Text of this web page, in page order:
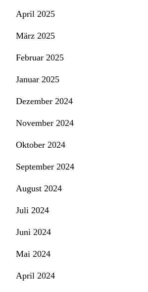
April 2025
März 2025
Februar 2025
Januar 2025
Dezember 2024
November 2024
Oktober 2024
September 2024
August 2024
Juli 2024
Juni 2024
Mai 2024
April 2024